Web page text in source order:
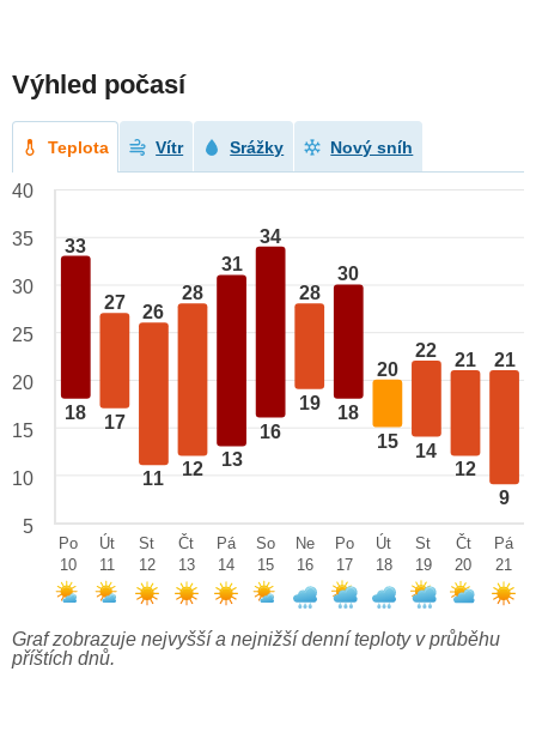
Výhled počasí
Teplota Vítr Srážky Nový sníh
33
18
27
17
26
11
28
12
31
13
34
16
28
19
30
18
20
15
22
14
21
12
21
9
40
35
30
25
20
15
10
5
Po
10
Út
11
St
12
Čt
13
Pá
14
So
15
Ne
16
Po
17
Út
18
St
19
Čt
20
Pá
21
Graf zobrazuje nejvyšší a nejnižší denní teploty v průběhu
příštích dnů.